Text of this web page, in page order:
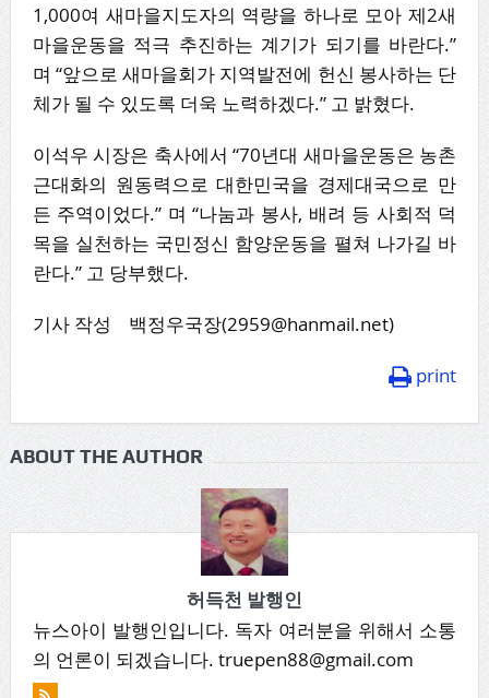
1,000여 새마을지도자의 역량을 하나로 모아 제2새
마을운동을 적극 추진하는 계기가 되기를 바란다.”
며 “앞으로 새마을회가 지역발전에 헌신 봉사하는 단
체가 될 수 있도록 더욱 노력하겠다.” 고 밝혔다.
이석우 시장은 축사에서 “70년대 새마을운동은 농촌
근대화의 원동력으로 대한민국을 경제대국으로 만
든 주역이었다.” 며 “나눔과 봉사, 배려 등 사회적 덕
목을 실천하는 국민정신 함양운동을 펼쳐 나가길 바
란다.” 고 당부했다.
기사 작성 백정우국장(2959@hanmail.net)
print
ABOUT THE AUTHOR
허득천 발행인
뉴스아이 발행인입니다. 독자 여러분을 위해서 소통
의 언론이 되겠습니다. truepen88@gmail.com